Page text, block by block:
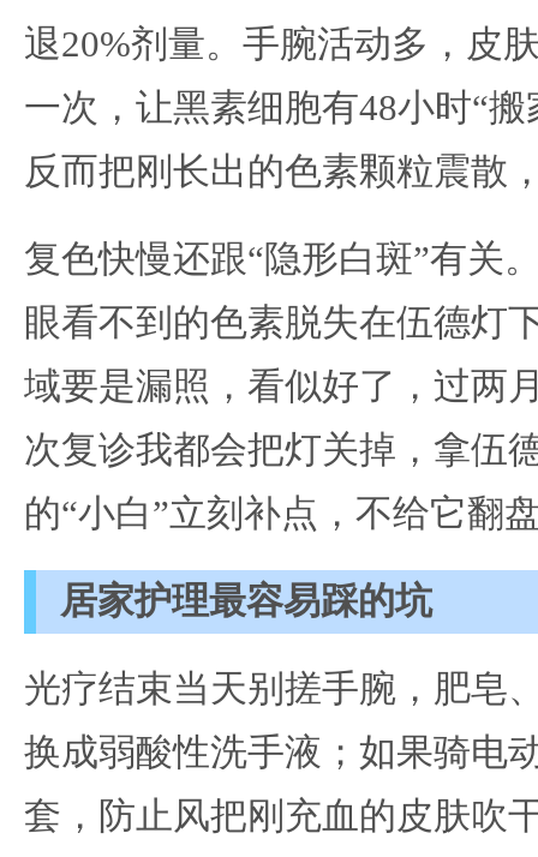
退20%剂量。手腕活动多，皮
一次，让黑素细胞有48小时“
反而把刚长出的色素颗粒震散
复色快慢还跟“隐形白斑”有关
眼看不到的色素脱失在伍德灯
域要是漏照，看似好了，过两
次复诊我都会把灯关掉，拿伍
的“小白”立刻补点，不给它翻
居家护理最容易踩的坑
光疗结束当天别搓手腕，肥皂
换成弱酸性洗手液；如果骑电
套，防止风把刚充血的皮肤吹